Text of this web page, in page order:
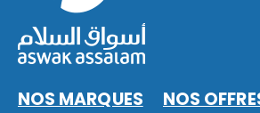
NOS MARQUES NOS